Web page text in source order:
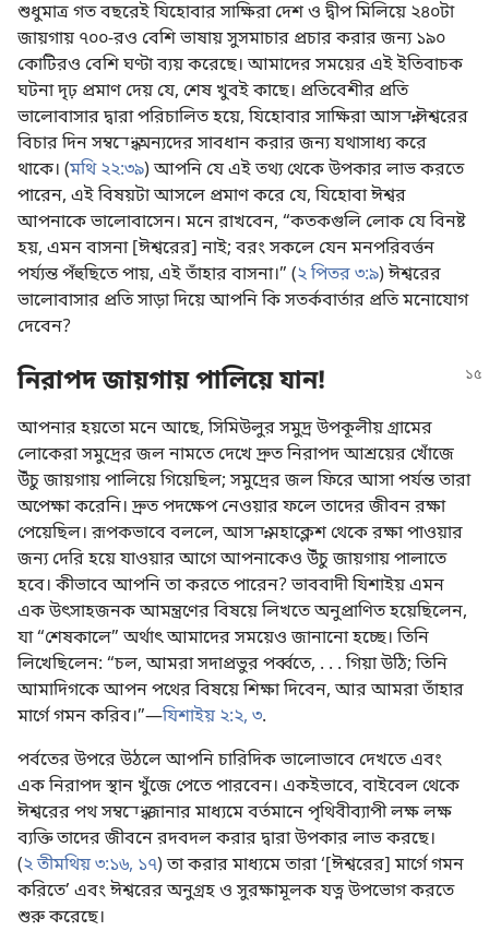
শুধুমাত্র গত বছরেই যিহোবার সাক্ষিরা দেশ ও দ্বীপ মিলিয়ে ২৪০টা
জায়গায় ৭০০-রও বেশি ভাষায় সুসমাচার প্রচার করার জন্য ১৯০
কোটিরও বেশি ঘণ্টা ব্যয় করেছে। আমাদের সময়ের এই ইতিবাচক
ঘটনা দৃঢ় প্রমাণ দেয় যে, শেষ খুবই কাছে। প্রতিবেশীর প্রতি
ভালোবাসার দ্বারা পরিচালিত হয়ে, যিহোবার সাক্ষিরা আসন্ন ঈশ্বরের
বিচার দিন সম্বন্ধে অন্যদের সাবধান করার জন্য যথাসাধ্য করে
থাকে। (মথি ২২:৩৯) আপনি যে এই তথ্য থেকে উপকার লাভ করতে
পারেন, এই বিষয়টা আসলে প্রমাণ করে যে, যিহোবা ঈশ্বর
আপনাকে ভালোবাসেন। মনে রাখবেন, “কতকগুলি লোক যে বিনষ্ট
হয়, এমন বাসনা [ঈশ্বরের] নাই; বরং সকলে যেন মনপরিবর্ত্তন
পর্য্যন্ত পঁহুছিতে পায়, এই তাঁহার বাসনা।” (২ পিতর ৩:৯) ঈশ্বরের
ভালোবাসার প্রতি সাড়া দিয়ে আপনি কি সতর্কবার্তার প্রতি মনোযোগ
দেবেন?
নিরাপদ জায়গায় পালিয়ে যান!
আপনার হয়তো মনে আছে, সিমিউলুর সমুদ্র উপকূলীয় গ্রামের
লোকেরা সমুদ্রের জল নামতে দেখে দ্রুত নিরাপদ আশ্রয়ের খোঁজে
উঁচু জায়গায় পালিয়ে গিয়েছিল; সমুদ্রের জল ফিরে আসা পর্যন্ত তারা
অপেক্ষা করেনি। দ্রুত পদক্ষেপ নেওয়ার ফলে তাদের জীবন রক্ষা
পেয়েছিল। রূপকভাবে বললে, আসন্ন মহাক্লেশ থেকে রক্ষা পাওয়ার
জন্য দেরি হয়ে যাওয়ার আগে আপনাকেও উঁচু জায়গায় পালাতে
হবে। কীভাবে আপনি তা করতে পারেন? ভাববাদী যিশাইয় এমন
এক উৎসাহজনক আমন্ত্রণের বিষয়ে লিখতে অনুপ্রাণিত হয়েছিলেন,
যা “শেষকালে” অর্থাৎ আমাদের সময়েও জানানো হচ্ছে। তিনি
লিখেছিলেন: “চল, আমরা সদাপ্রভুর পর্ব্বতে, . . . গিয়া উঠি; তিনি
আমাদিগকে আপন পথের বিষয়ে শিক্ষা দিবেন, আর আমরা তাঁহার
মার্গে গমন করিব।”—যিশাইয় ২:২, ৩.
পর্বতের উপরে উঠলে আপনি চারিদিক ভালোভাবে দেখতে এবং
এক নিরাপদ স্থান খুঁজে পেতে পারবেন। একইভাবে, বাইবেল থেকে
ঈশ্বরের পথ সম্বন্ধে জানার মাধ্যমে বর্তমানে পৃথিবীব্যাপী লক্ষ লক্ষ
ব্যক্তি তাদের জীবনে রদবদল করার দ্বারা উপকার লাভ করছে।
(২ তীমথিয় ৩:১৬, ১৭) তা করার মাধ্যমে তারা ‘[ঈশ্বরের] মার্গে গমন
করিতে’ এবং ঈশ্বরের অনুগ্রহ ও সুরক্ষামূলক যত্ন উপভোগ করতে
শুরু করেছে।